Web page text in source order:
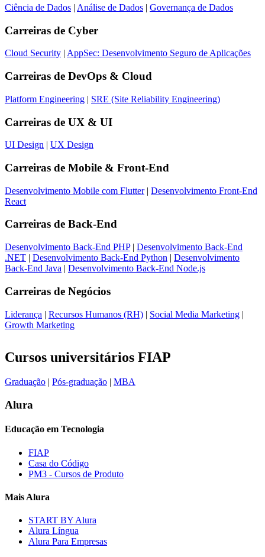
Ciência de Dados | Análise de Dados | Governança de Dados
Carreiras de Cyber
Cloud Security | AppSec: Desenvolvimento Seguro de Aplicações
Carreiras de DevOps & Cloud
Platform Engineering | SRE (Site Reliability Engineering)
Carreiras de UX & UI
UI Design | UX Design
Carreiras de Mobile & Front-End
Desenvolvimento Mobile com Flutter| Desenvolvimento Front-End
React
Carreiras de Back-End
Desenvolvimento Back-End PHP| Desenvolvimento Back-End
.NET | Desenvolvimento Back-End Python | Desenvolvimento
Back-End Java | Desenvolvimento Back-End Node.js
Carreiras de Negócios
Liderança | Recursos Humanos (RH) | Social Media Marketing |
Growth Marketing
Cursos universitários FIAP
Graduação Pós-graduação MBA
Alura
Educação em Tecnologia
FIAP
Casa do Código
PM3 - Cursos de Produto
Mais Alura
START BY Alura
Alura Língua
Alura Para Empresas